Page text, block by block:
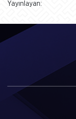
Yayınlayan: